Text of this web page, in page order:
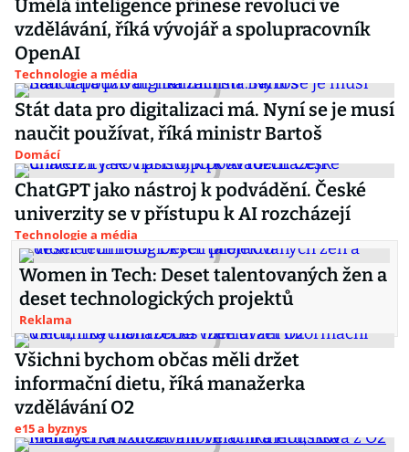
Umělá inteligence přinese revoluci ve
vzdělávání, říká vývojář a spolupracovník
OpenAI
Technologie a média
Stát data pro digitalizaci má. Nyní se je musí
naučit používat, říká ministr Bartoš
Domácí
ChatGPT jako nástroj k podvádění. České
univerzity se v přístupu k AI rozcházejí
Technologie a média
Women in Tech: Deset talentovaných žen a
deset technologických projektů
Reklama
Všichni bychom občas měli držet
informační dietu, říká manažerka
vzdělávání O2
e15 a byznys